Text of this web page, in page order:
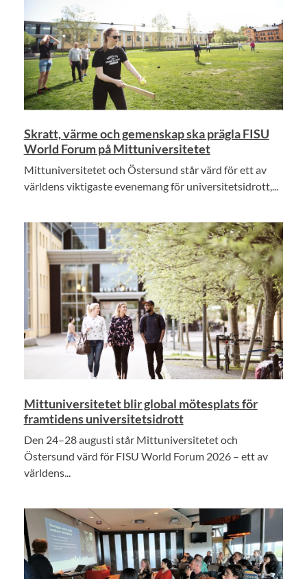
Skratt, värme och gemenskap ska prägla FISU
World Forum på Mittuniversitetet
Mittuniversitetet och Östersund står värd för ett av
världens viktigaste evenemang för universitetsidrott,...
Mittuniversitetet blir global mötesplats för
framtidens universitetsidrott
Den 24–28 augusti står Mittuniversitetet och
Östersund värd för FISU World Forum 2026 – ett av
världens...